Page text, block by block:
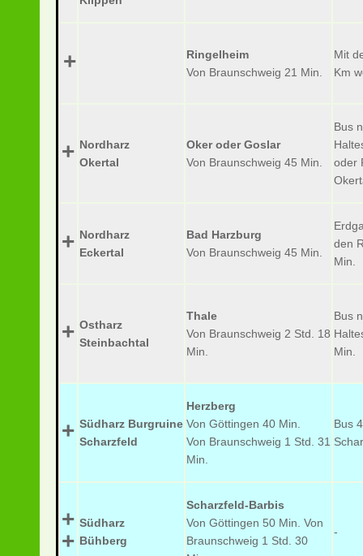
+
Ringelheim
Von Braunschweig 21 Min.
Mit
Km
+ Nordharz
Okertal
Oker oder Goslar
Von Braunschweig 45 Min.
Bus
oder
+ Nordharz
Eckertal
Bad Harzburg
Von Braunschweig 45 Min.
den
Min.
+ Ostharz
Steinbachtal
Thale
Von Braunschweig 2 Std. 18
Min.
Bus
Min.
+ Südharz Burgruine
Scharzfeld
Herzberg
Von Göttingen 40 Min.
Von Braunschweig 1 Std. 31
Min.
Bus
+
+
Südharz
Bühberg
Scharzfeld-Barbis
Von Göttingen 50 Min. Von
Braunschweig 1 Std. 30
-